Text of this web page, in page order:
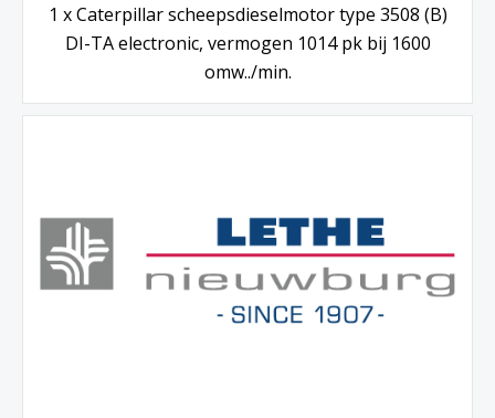
1 x Caterpillar scheepsdieselmotor type 3508 (B)
DI-TA electronic, vermogen 1014 pk bij 1600
omw../min.